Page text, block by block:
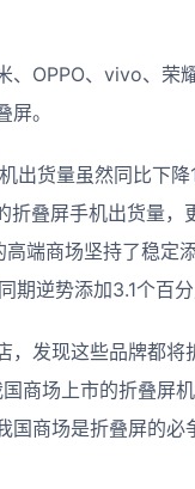
、OPPO、vivo、荣
。
货量虽然同比下
叠屏手机出货量，
端商场坚持了稳定
逆势添加3.1个百分
发现这些品牌都
商场上市的折叠屏
商场是折叠屏的